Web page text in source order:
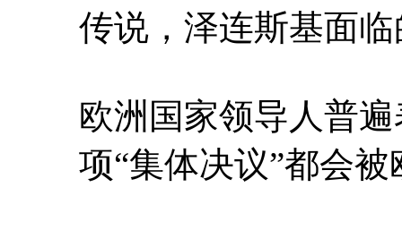
传说，泽连斯基面
欧洲国家领导人普
项“集体决议”都会